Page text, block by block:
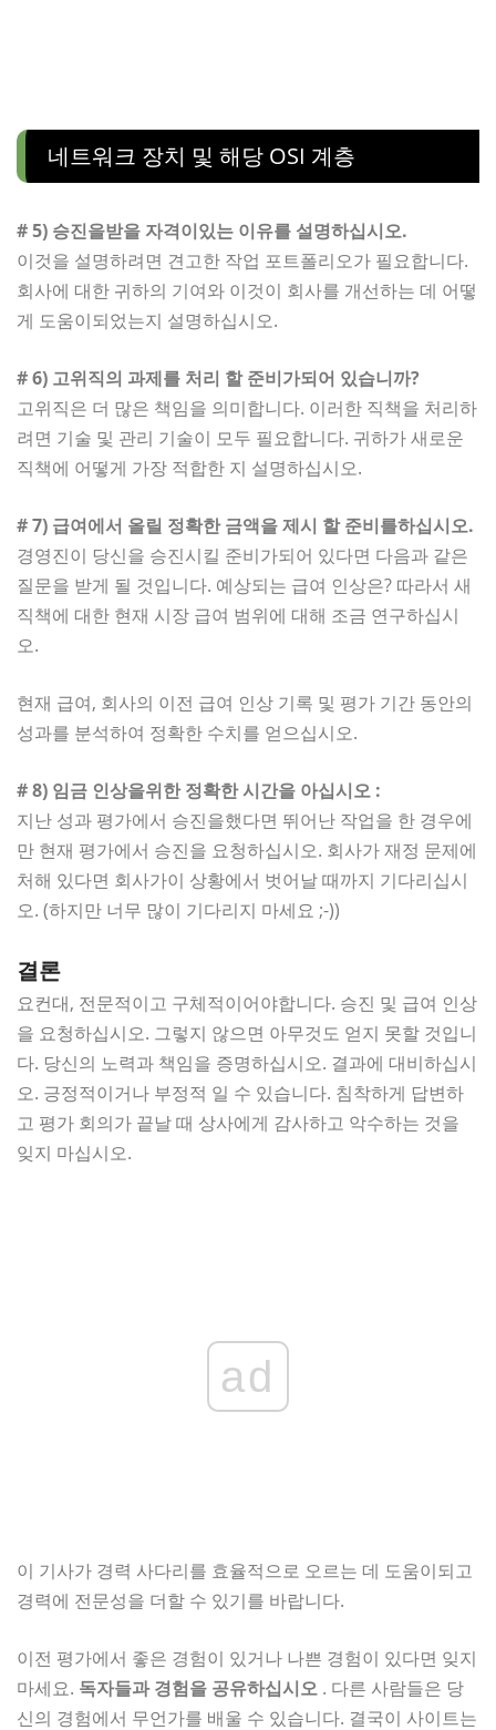
네트워크 장치 및 해당 OSI 계층
# 5) 승진을받을 자격이있는 이유를 설명하십시오.
이것을 설명하려면 견고한 작업 포트폴리오가 필요합니다.
회사에 대한 귀하의 기여와 이것이 회사를 개선하는 데 어떻
게 도움이되었는지 설명하십시오.
# 6) 고위직의 과제를 처리 할 준비가되어 있습니까?
고위직은 더 많은 책임을 의미합니다. 이러한 직책을 처리하
려면 기술 및 관리 기술이 모두 필요합니다. 귀하가 새로운
직책에 어떻게 가장 적합한 지 설명하십시오.
# 7) 급여에서 올릴 정확한 금액을 제시 할 준비를하십시오.
경영진이 당신을 승진시킬 준비가되어 있다면 다음과 같은
질문을 받게 될 것입니다. 예상되는 급여 인상은? 따라서 새
직책에 대한 현재 시장 급여 범위에 대해 조금 연구하십시
오.
현재 급여, 회사의 이전 급여 인상 기록 및 평가 기간 동안의
성과를 분석하여 정확한 수치를 얻으십시오.
# 8) 임금 인상을위한 정확한 시간을 아십시오 :
지난 성과 평가에서 승진을했다면 뛰어난 작업을 한 경우에
만 현재 평가에서 승진을 요청하십시오. 회사가 재정 문제에
처해 있다면 회사가이 상황에서 벗어날 때까지 기다리십시
오. (하지만 너무 많이 기다리지 마세요 ;-))
결론
요컨대, 전문적이고 구체적이어야합니다. 승진 및 급여 인상
을 요청하십시오. 그렇지 않으면 아무것도 얻지 못할 것입니
다. 당신의 노력과 책임을 증명하십시오. 결과에 대비하십시
오. 긍정적이거나 부정적 일 수 있습니다. 침착하게 답변하
고 평가 회의가 끝날 때 상사에게 감사하고 악수하는 것을
잊지 마십시오.
ad
이 기사가 경력 사다리를 효율적으로 오르는 데 도움이되고
경력에 전문성을 더할 수 있기를 바랍니다.
이전 평가에서 좋은 경험이 있거나 나쁜 경험이 있다면 잊지
마세요. 독자들과 경험을 공유하십시오 . 다른 사람들은 당
신의 경험에서 무언가를 배울 수 있습니다. 결국이 사이트는